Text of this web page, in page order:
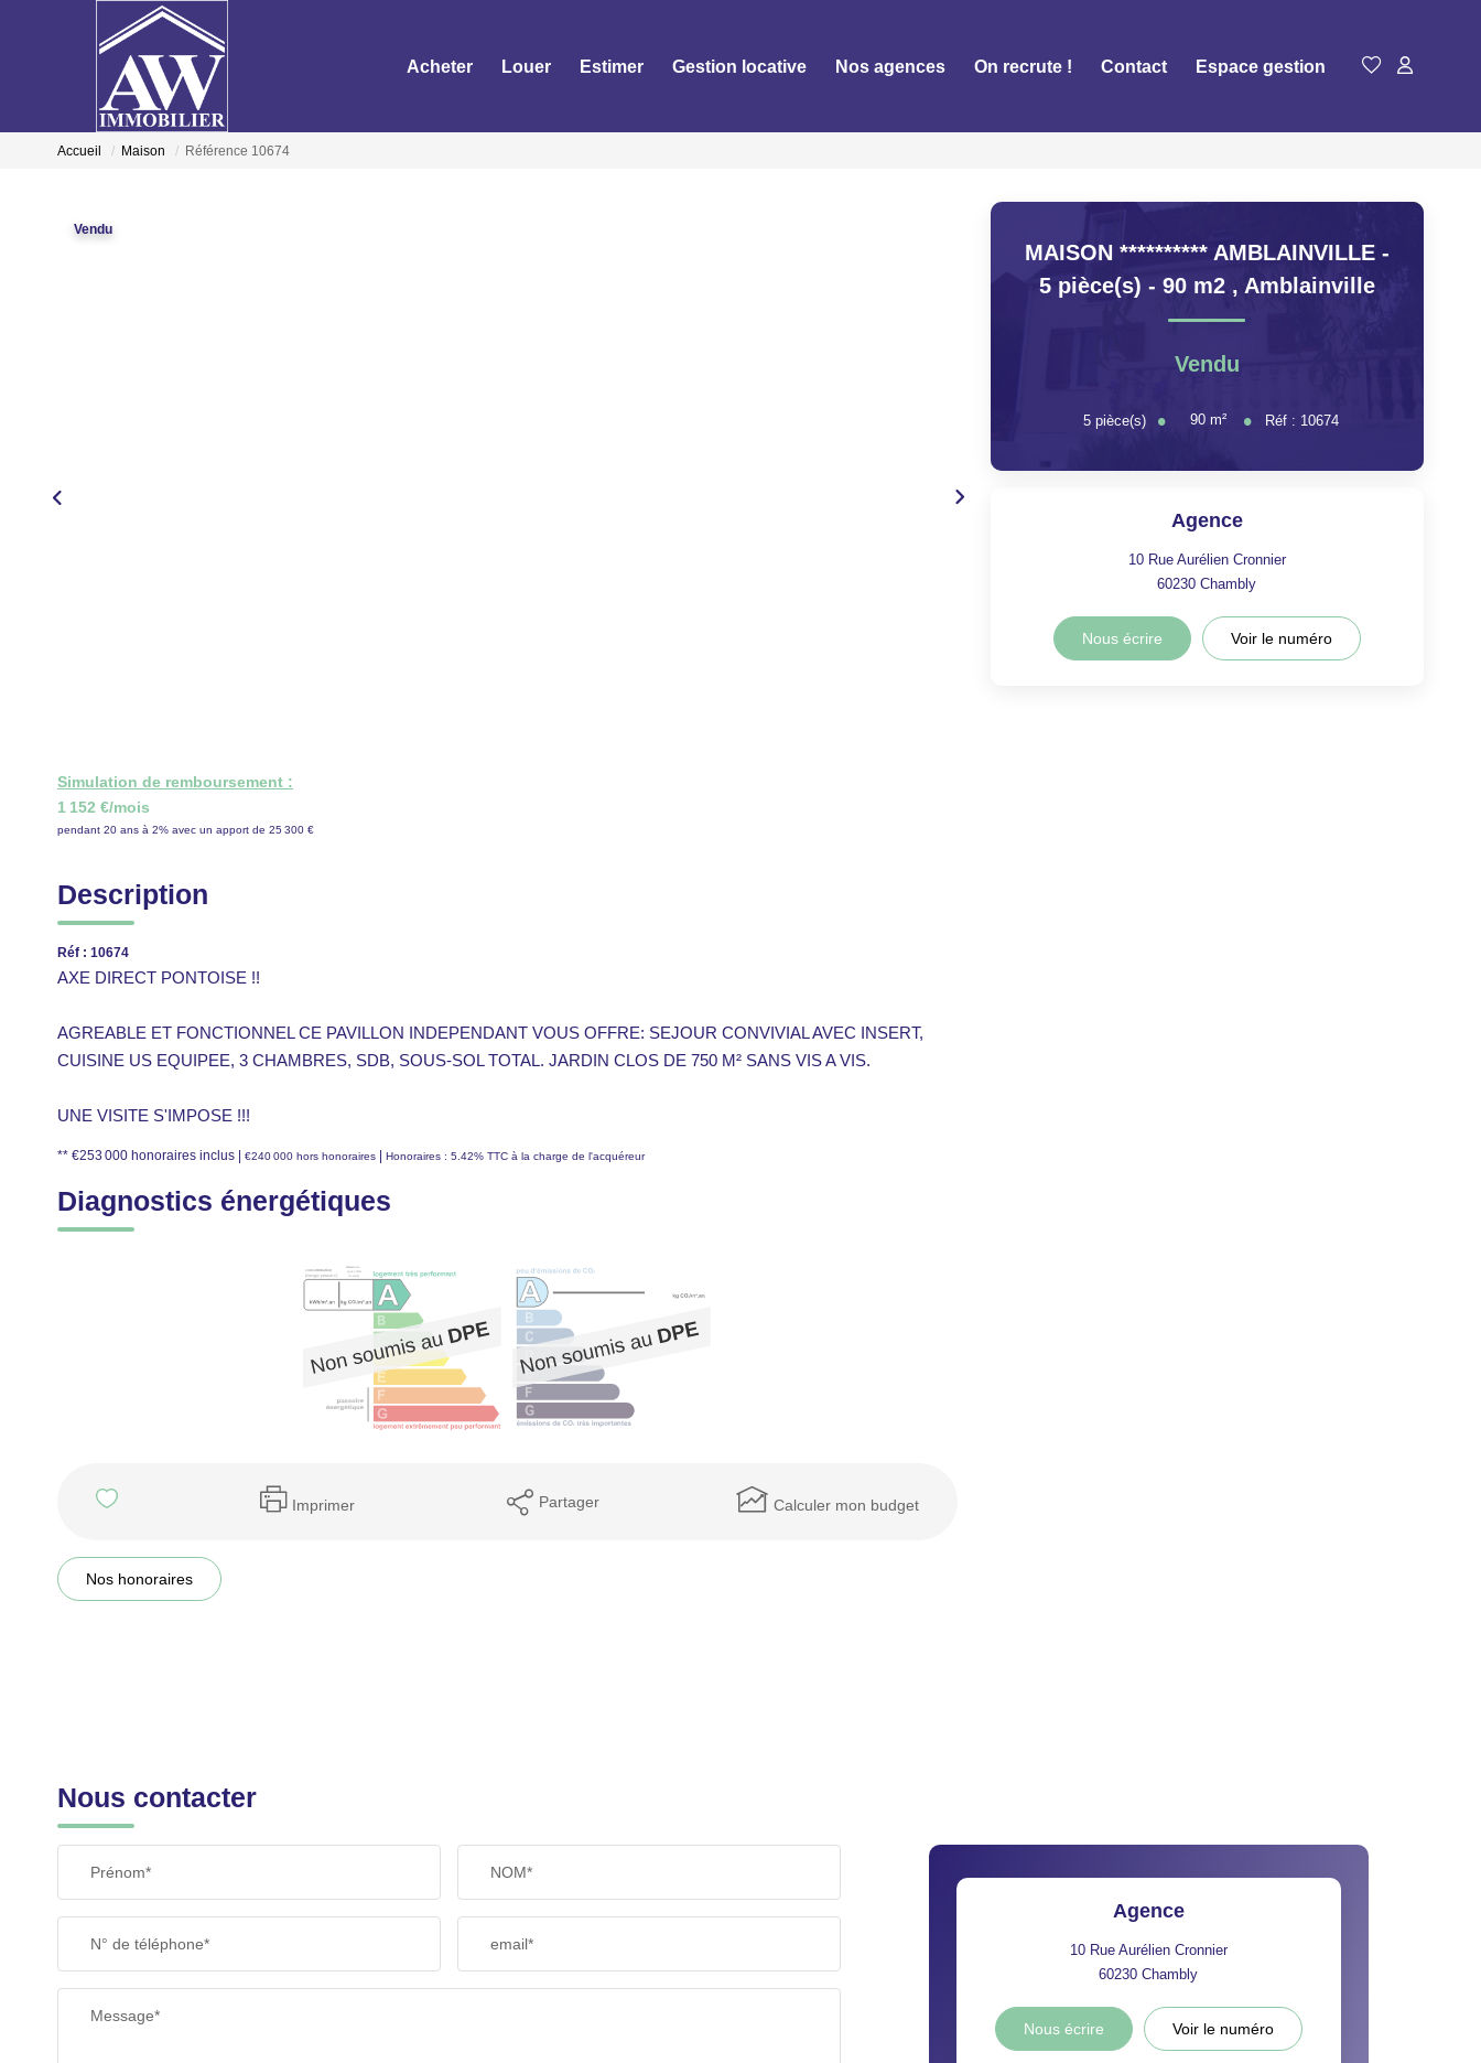
Acheter Louer Estimer Gestion locative Nos agences On recrute ! Contact Espace gestion
Accueil Maison Référence 10674
Vendu
Simulation de remboursement :
1 152 €/mois
pendant 20 ans à 2% avec un apport de 25 300 €
Description
Réf : 10674
AXE DIRECT PONTOISE !!
AGREABLE ET FONCTIONNEL CE PAVILLON INDEPENDANT VOUS OFFRE: SEJOUR CONVIVIAL AVEC INSERT,
CUISINE US EQUIPEE, 3 CHAMBRES, SDB, SOUS-SOL TOTAL. JARDIN CLOS DE 750 M² SANS VIS A VIS.
UNE VISITE S'IMPOSE !!!
** €253 000 honoraires inclus €240 000 hors honoraires Honoraires : 5.42% TTC à la charge de l'acquéreur
Diagnostics énergétiques
Imprimer Partager Calculer mon budget
Nos honoraires
MAISON ********** AMBLAINVILLE -
5 pièce(s) - 90 m2 , Amblainville
Vendu
5pièce(s) 90 m² Réf : 10674
Agence
10 Rue Aurélien Cronnier
60230Chambly
Nous écrire Voir le numéro
Nous contacter
Prénom* NOM*
N° de téléphone* email*
Message*
Agence
10 Rue Aurélien Cronnier
60230Chambly
Nous écrire Voir le numéro